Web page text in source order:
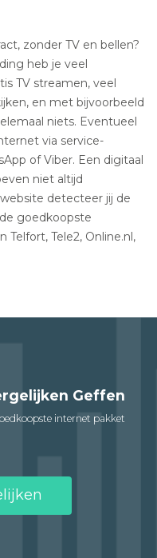
zonder TV en bellen?
heb je veel
TV streamen, veel
en met bijvoorbeeld
niets. Eventueel
via service-
of Viber. Een digitaal
niet altijd
detecteer jij de
goedkoopste
Telfort, Tele2, Online.nl,
Geffen
internet pakket